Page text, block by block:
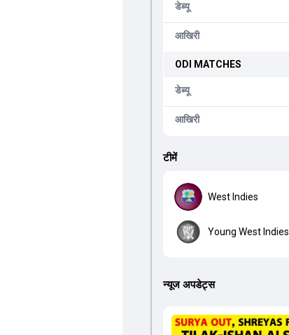
डेब्यू
आखिरी
ODI MATCHES
डेब्यू
आखिरी
टीमें
West Indies
Young West Indies
न्यूज अपडेट्स